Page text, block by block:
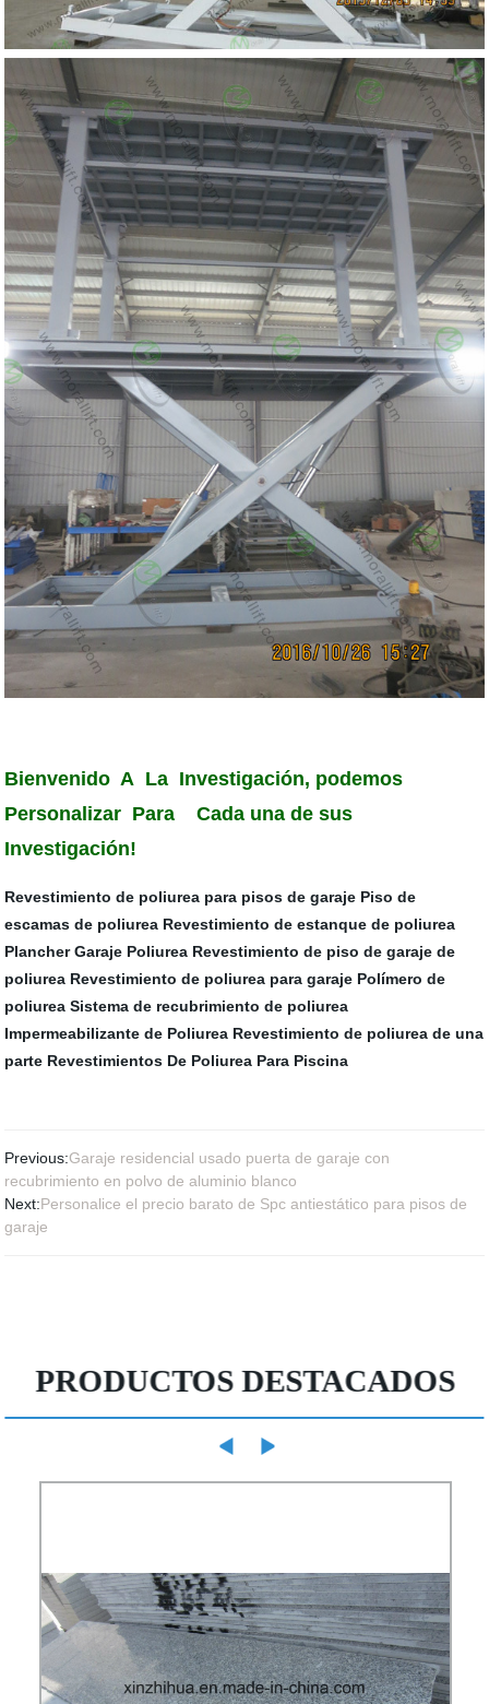
Bienvenido A La Investigación, podemos
Personalizar Para Cada una de sus
Investigación!
Revestimiento de poliurea para pisos de garaje Piso de
escamas de poliurea Revestimiento de estanque de poliurea
Plancher Garaje Poliurea Revestimiento de piso de garaje de
poliurea Revestimiento de poliurea para garaje Polímero de
poliurea Sistema de recubrimiento de poliurea
Impermeabilizante de Poliurea Revestimiento de poliurea de una
parte Revestimientos De Poliurea Para Piscina
Previous:Garaje residencial usado puerta de garaje con
recubrimiento en polvo de aluminio blanco
Next:Personalice el precio barato de Spc antiestático para pisos de
garaje
PRODUCTOS DESTACADOS